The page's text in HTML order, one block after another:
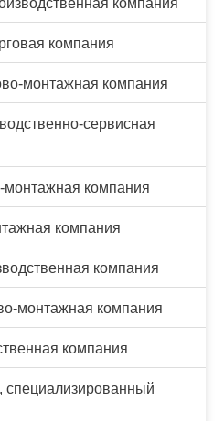
компания
компания
монтажная компания
сервисная
монтажная компания
компания
компания
монтажная компания
компания
специализированный